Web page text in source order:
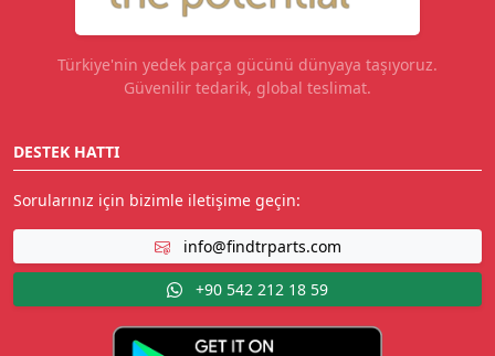
Türkiye'nin yedek parça gücünü dünyaya taşıyoruz.
Güvenilir tedarik, global teslimat.
DESTEK HATTI
Sorularınız için bizimle iletişime geçin:
info@findtrparts.com
+90 542 212 18 59